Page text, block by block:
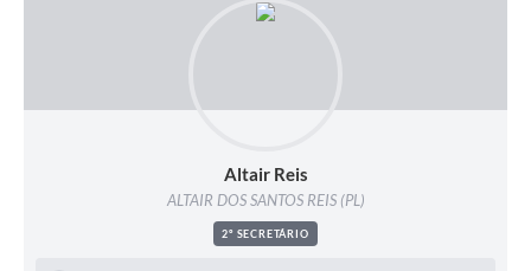
Altair Reis
ALTAIR DOS SANTOS REIS (PL)
2º SECRETÁRIO